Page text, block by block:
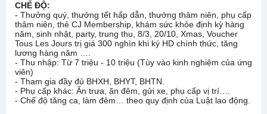
CHẾ ĐỘ:
- Thưởng quý, thưởng tết hấp dẫn, thưởng thâm niên, phụ cấp
thâm niên, thẻ CJ Membership, khám sức khỏe định kỳ hàng
năm, sinh nhật, party, trung thu, 8/3, 20/10, Xmas, Voucher
Tous Les Jours trị giá 300 nghìn khi ký HD chính thức, tăng
lương hàng năm ….
- Thu nhập: Từ 7 triệu - 10 triệu (Tùy vào kinh nghiệm của ứng
viên)
- Tham gia đầy đủ BHXH, BHYT, BHTN.
- Phụ cấp khác: Ăn trưa, ăn đêm, gửi xe, phụ cấp vị trí….
- Chế độ tăng ca, làm đêm… theo quy định của Luật lao động.